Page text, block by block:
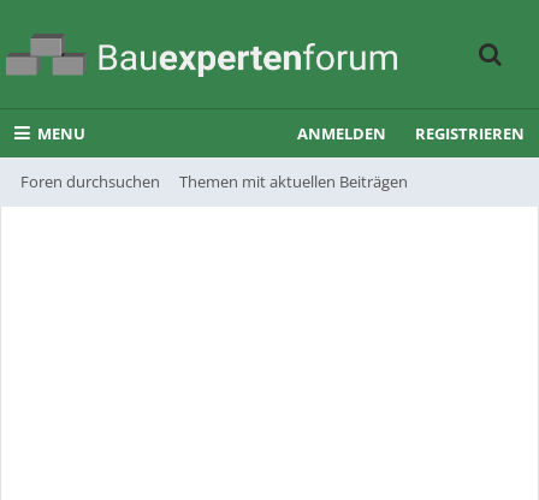
MENU
Foren durchsuchen Themen mit aktuellen Beiträgen
ANMELDEN REGISTRIEREN